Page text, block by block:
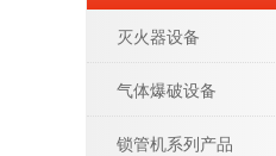
灭火器设备
气体爆破设备
锁管机系列产品